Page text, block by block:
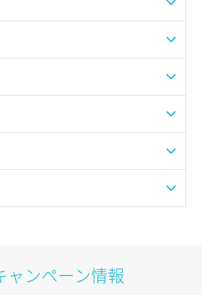
イテム指定）
ャンペーン情報